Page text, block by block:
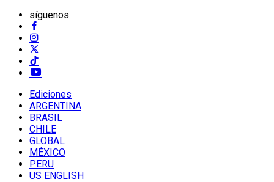
síguenos
Ediciones
ARGENTINA
BRASIL
CHILE
GLOBAL
MÉXICO
PERU
US ENGLISH